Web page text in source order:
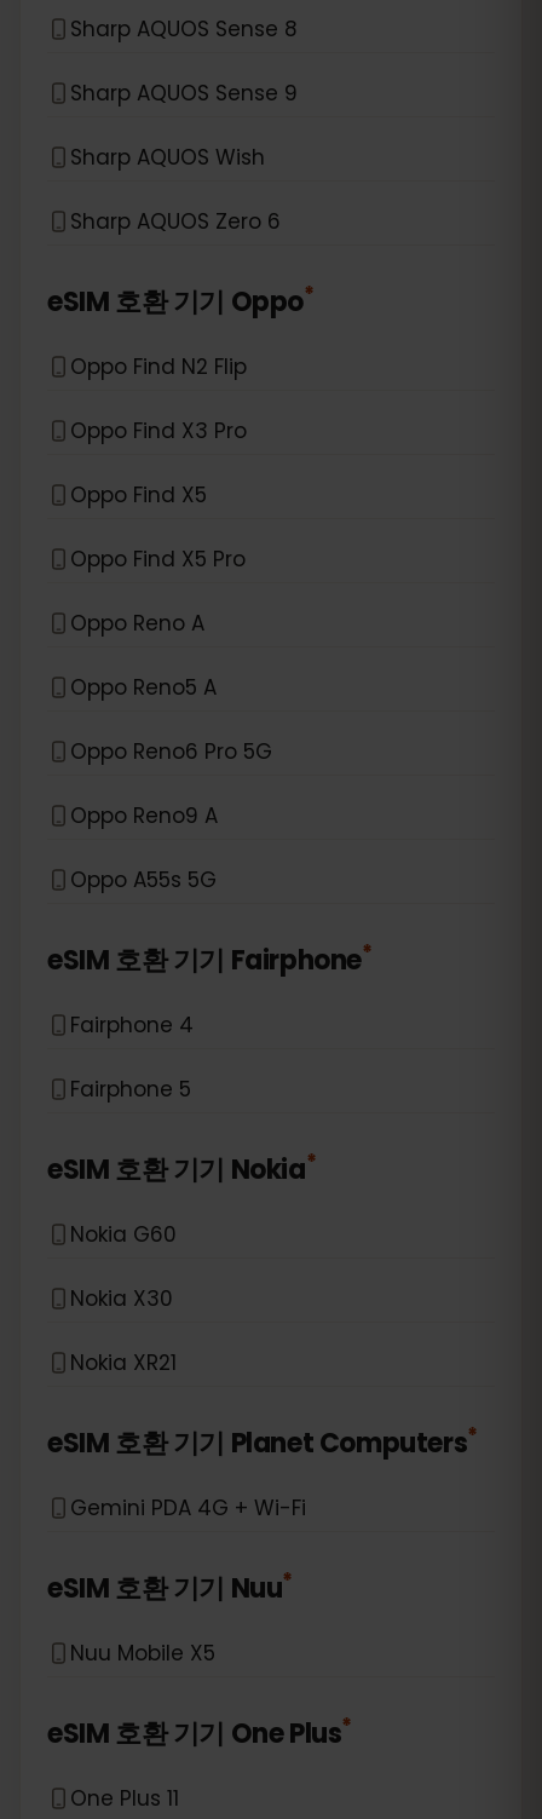
Sharp AQUOS Sense 8
Sharp AQUOS Sense 9
Sharp AQUOS Wish
Sharp AQUOS Zero 6
eSIM 호환 기기 Oppo*
Oppo Find N2 Flip
Oppo Find X3 Pro
Oppo Find X5
Oppo Find X5 Pro
Oppo Reno A
Oppo Reno5 A
Oppo Reno6 Pro 5G
Oppo Reno9 A
Oppo A55s 5G
eSIM 호환 기기 Fairphone*
Fairphone 4
Fairphone 5
eSIM 호환 기기 Nokia*
Nokia G60
Nokia X30
Nokia XR21
eSIM 호환 기기 Planet Computers*
Gemini PDA 4G + Wi-Fi
eSIM 호환 기기 Nuu*
Nuu Mobile X5
eSIM 호환 기기 One Plus*
One Plus 11